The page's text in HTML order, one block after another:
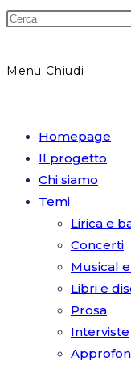
Menu Chiudi
Homepage
Il progetto
Chi siamo
Temi
Lirica e
Concerti
Musical
Libri e
Prosa
Interviste